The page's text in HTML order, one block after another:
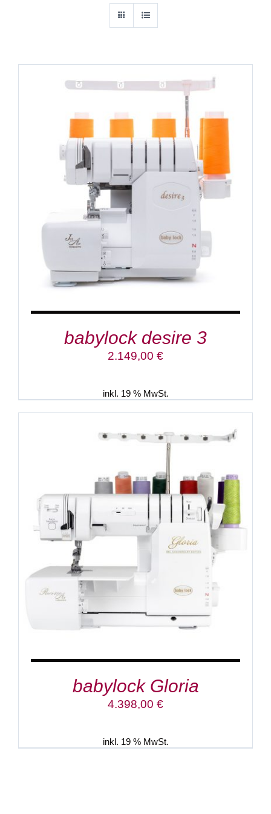
IN DEN WARENKORB DETAILS
babylock desire 3
2.149,00 €
inkl. 19 % MwSt.
IN DEN WARENKORB
babylock Gloria
4.398,00 €
inkl. 19 % MwSt.